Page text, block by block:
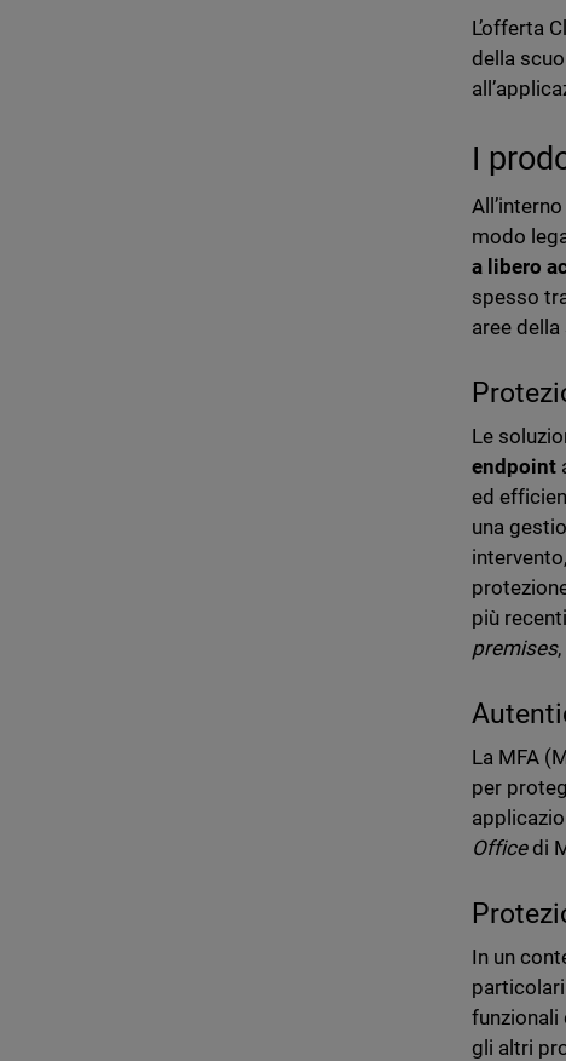
L’offerta
della
I
modo
a libero
spesso
aree
Le
endpoint
ed
una
più
premises
La MFA
per
Officedi
In un
funzionali
gli altri